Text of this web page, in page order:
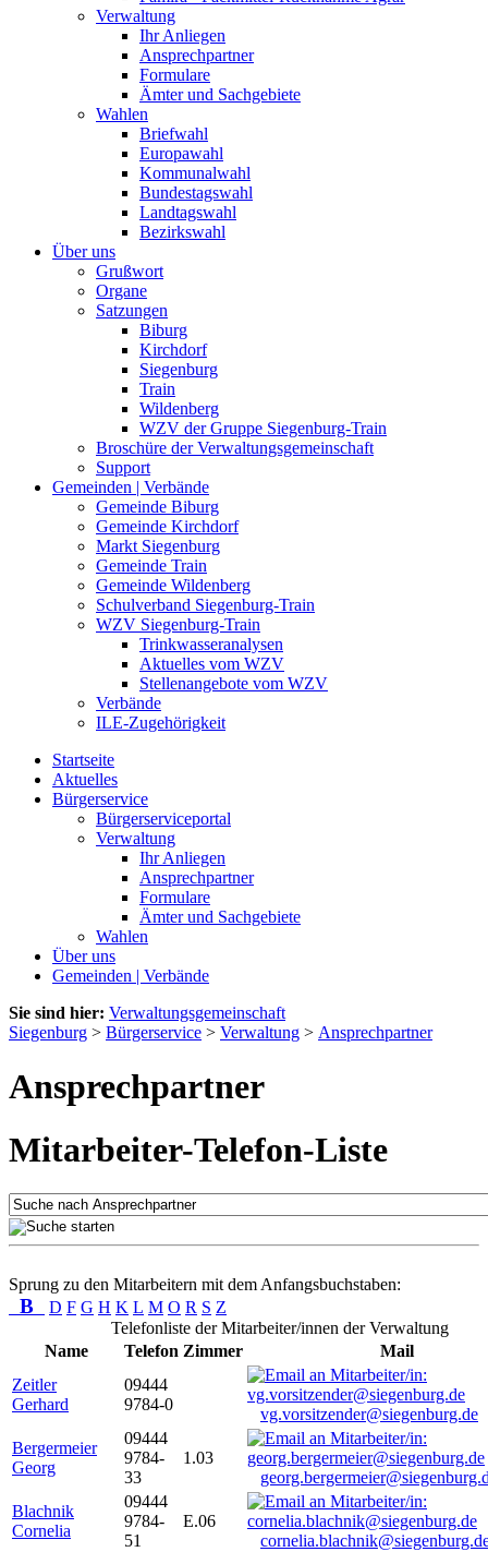
Verwaltung
Ihr Anliegen
Ansprechpartner
Formulare
Ämter und Sachgebiete
Wahlen
Briefwahl
Europawahl
Kommunalwahl
Bundestagswahl
Landtagswahl
Bezirkswahl
Über uns
Grußwort
Organe
Satzungen
Biburg
Kirchdorf
Siegenburg
Train
Wildenberg
WZV der Gruppe Siegenburg-Train
Broschüre der Verwaltungsgemeinschaft
Support
Gemeinden | Verbände
Gemeinde Biburg
Gemeinde Kirchdorf
Markt Siegenburg
Gemeinde Train
Gemeinde Wildenberg
Schulverband Siegenburg-Train
WZV Siegenburg-Train
Trinkwasseranalysen
Aktuelles vom WZV
Stellenangebote vom WZV
Verbände
ILE-Zugehörigkeit
Startseite
Aktuelles
Bürgerservice
Bürgerserviceportal
Verwaltung
Ihr Anliegen
Ansprechpartner
Formulare
Ämter und Sachgebiete
Wahlen
Über uns
Gemeinden | Verbände
Sie sind hier: Verwaltungsgemeinschaft
Siegenburg > Bürgerservice > Verwaltung > Ansprechpartner
Ansprechpartner
Mitarbeiter-Telefon-Liste
Sprung zu den Mitarbeitern mit dem Anfangsbuchstaben:
B D F G H K L M O R S Z
Telefonliste der Mitarbeiter/innen der Verwaltung
Name
Telefon Zimmer
Mail
Zeitler
Gerhard
09444
9784-0
vg.vorsitzender@siegenburg.de
Bergermeier
Georg
09444
9784-
33
1.03
Blachnik
Cornelia
09444
9784-
51
E.06